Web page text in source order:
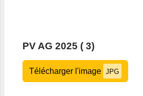
PV AG 2025 ( 3)
Télécharger l'image JPG